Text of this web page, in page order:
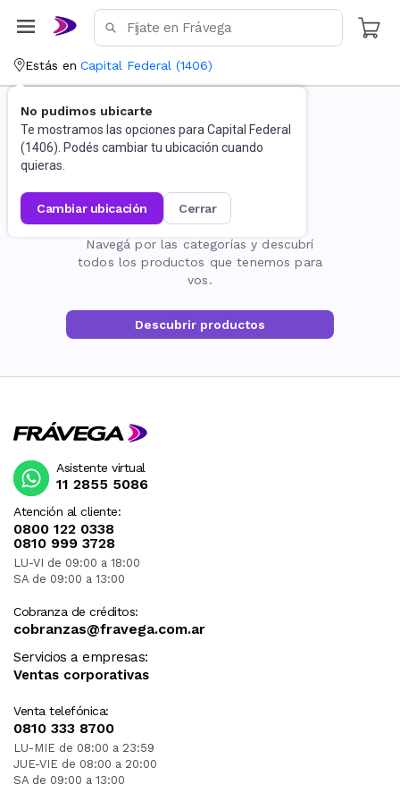
Estás en Capital Federal (1406)
No pudimos ubicarte
Te mostramos las opciones para Capital Federal
(1406). Podés cambiar tu ubicación cuando
quieras.
cambiar ubicación cerrar
La página no existe
Navegá por las categorías y descubrí
todos los productos que tenemos para
vos.
Descubrir productos
Atención al cliente:
0800 122 0338
0810 999 3728
LU-VI de 09:00 a 18:00
SA de 09:00 a 13:00
Cobranza de créditos:
cobranzas@fravega.com.ar
Servicios a empresas:
Ventas corporativas
Venta telefónica:
0810 333 8700
LU-MIE de 08:00 a 23:59
JUE-VIE de 08:00 a 20:00
SA de 09:00 a 13:00
Asistente virtual
11 2855 5086